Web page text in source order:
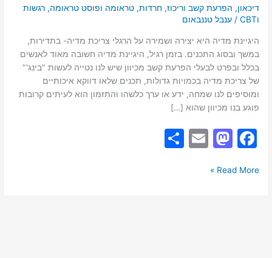
דיכאון, הפרעת קשב וריכוז,חרדות,טראומה ופוסט טראומה,רגשות
וCBT
/ענבל טננבאום
היגיינת מדיה היא יצירה ושמירה על הרגלי צריכת מדיה- בתדירות,
במשך ובסוג התכנים. בזמן רגיל, היגיינת מדיה חשובה מאוד לאנשים
בכלל ובפרט לבעלי הפרעת קשב מכיוון שיש לנו נטייה לעשות "בינג'"
של צריכת מדיה בכמויות גדולות, תכנים שלאו דווקא איכותיים
ומוסיפים לנו שמחה, ידע או ערך כלשהו והתזמון הוא לעיתים קרובות
פוגע בנו מכיוון שהוא […]
F
c
M
st
E
Read More »